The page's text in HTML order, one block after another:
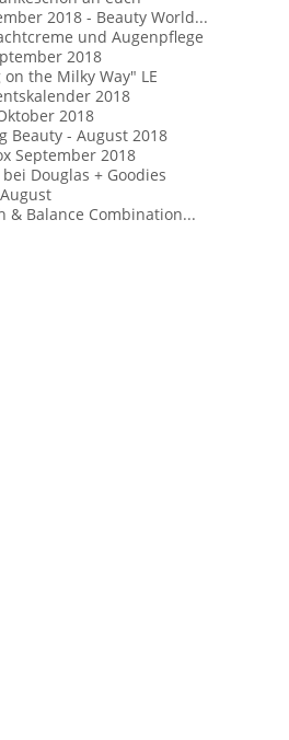
2018 - Beauty World...
und Augenpflege
2018
the Milky Way" LE
2018
2018
Beauty - August 2018
September 2018
Douglas + Goodies
& Balance Combination...